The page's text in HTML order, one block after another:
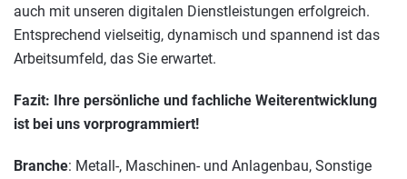
auch mit unseren digitalen Dienstleistungen erfolgreich.
Entsprechend vielseitig, dynamisch und spannend ist das
Arbeitsumfeld, das Sie erwartet.
Fazit: Ihre persönliche und fachliche Weiterentwicklung
ist bei uns vorprogrammiert!
Branche: Metall-, Maschinen- und Anlagenbau, Sonstige